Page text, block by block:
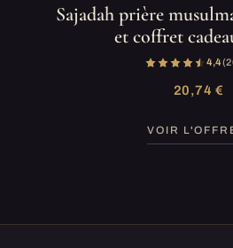
Sajadah prière
et coffret
4,4(2
20,74 €
VOIR